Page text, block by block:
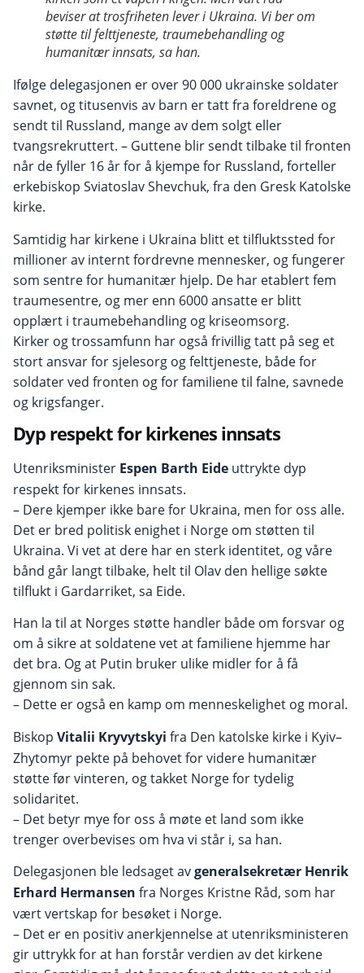
beviser at trosfriheten lever i Ukraina. Vi ber om
støtte til felttjeneste, traumebehandling og
humanitær innsats, sa han.
Ifølge delegasjonen er over 90 000 ukrainske soldater
savnet, og titusenvis av barn er tatt fra foreldrene og
sendt til Russland, mange av dem solgt eller
tvangsrekruttert. – Guttene blir sendt tilbake til fronten
når de fyller 16 år for å kjempe for Russland, forteller
erkebiskop Sviatoslav Shevchuk, fra den Gresk Katolske
kirke.
Samtidig har kirkene i Ukraina blitt et tilfluktssted for
millioner av internt fordrevne mennesker, og fungerer
som sentre for humanitær hjelp. De har etablert fem
traumesentre, og mer enn 6000 ansatte er blitt
opplært i traumebehandling og kriseomsorg.
Kirker og trossamfunn har også frivillig tatt på seg et
stort ansvar for sjelesorg og felttjeneste, både for
soldater ved fronten og for familiene til falne, savnede
og krigsfanger.
Dyp respekt for kirkenes innsats
Utenriksminister Espen Barth Eide uttrykte dyp
respekt for kirkenes innsats.
– Dere kjemper ikke bare for Ukraina, men for oss alle.
Det er bred politisk enighet i Norge om støtten til
Ukraina. Vi vet at dere har en sterk identitet, og våre
bånd går langt tilbake, helt til Olav den hellige søkte
tilflukt i Gardarriket, sa Eide.
Han la til at Norges støtte handler både om forsvar og
om å sikre at soldatene vet at familiene hjemme har
det bra. Og at Putin bruker ulike midler for å få
gjennom sin sak.
– Dette er også en kamp om menneskelighet og moral.
Biskop Vitalii Kryvytskyi fra Den katolske kirke i Kyiv–
Zhytomyr pekte på behovet for videre humanitær
støtte før vinteren, og takket Norge for tydelig
solidaritet.
– Det betyr mye for oss å møte et land som ikke
trenger overbevises om hva vi står i, sa han.
Delegasjonen ble ledsaget avgeneralsekretær Henrik
Erhard Hermansen fra Norges Kristne Råd, som har
vært vertskap for besøket i Norge.
– Det er en positiv anerkjennelse at utenriksministeren
gir uttrykk for at han forstår verdien av det kirkene